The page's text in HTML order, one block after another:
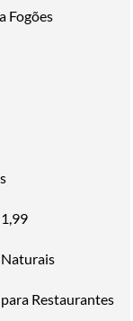
Fogões
Restaurantes